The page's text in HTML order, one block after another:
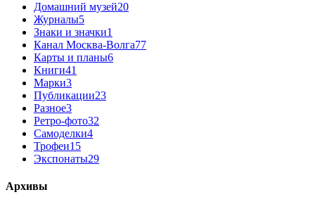
Домашний музей20
Журналы5
Знаки и значки1
Канал Москва-Волга77
Карты и планы6
Книги41
Марки3
Публикации23
Разное3
Ретро-фото32
Самоделки4
Трофеи15
Экспонаты29
Архивы